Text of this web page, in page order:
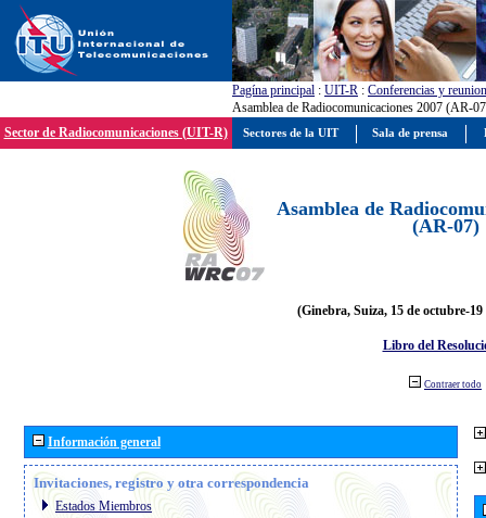
Pagína principal : UIT-R : Conferencias y
Asamblea de Radiocomunicaciones 2007 (AR-
Sector de Radiocomunicaciones (UIT-R)
Asamblea de
(AR-07)
(Ginebra, Suiza, 15 de octubre-19
Libro del
Contraer todo
Información general
Invitaciones, registro y otra correspondencia
Estados Miembros
Sectores de la UIT Sala de prensa